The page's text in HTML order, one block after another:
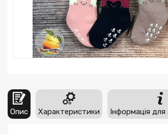
Опис Характеристики Інформація